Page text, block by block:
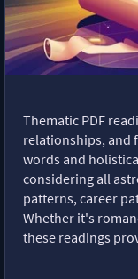
Thematic PDF
relationships, and
words and
considering all
patterns, career
Whether it's
these readings